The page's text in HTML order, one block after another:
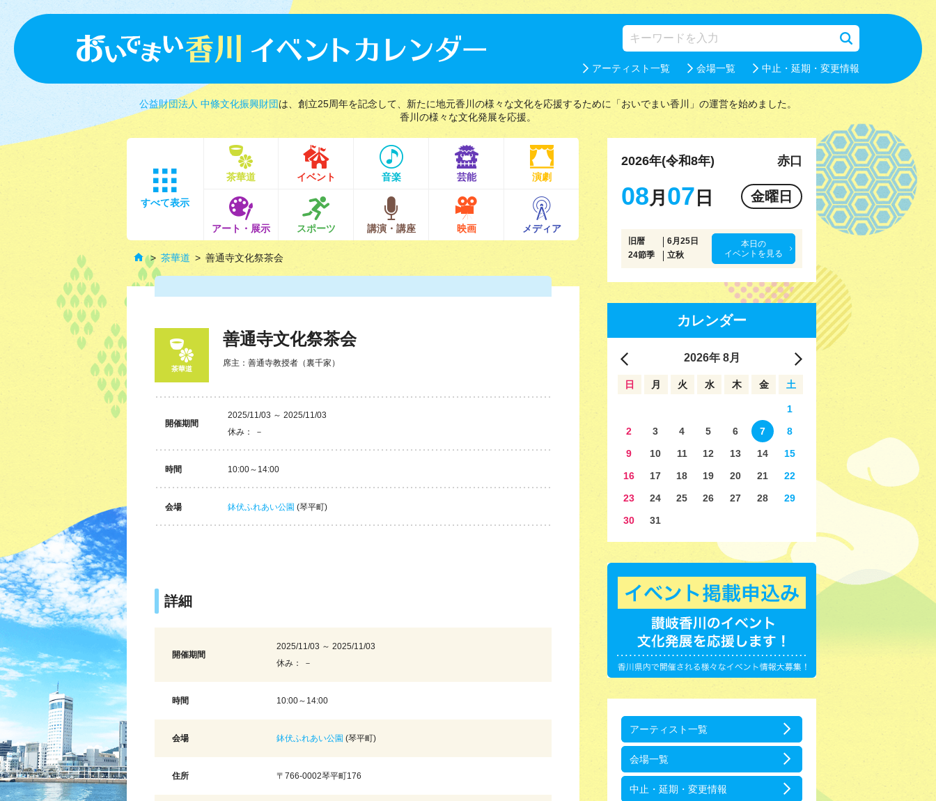
アーティスト一覧 会場一覧 中止・延期・変更情報
公益財団法人 中條文化振興財団は、創立25周年を記念して、新たに地元香川の様々な文化を応援するために「おいでまい香川」の運営を始めました。
香川の様々な文化発展を応援。
すべて表示
茶華道 イベント 音楽 芸能 演劇
アート・展示 スポーツ 講演・講座 映画 メディア
茶華道 善通寺文化祭茶会
茶華道
善通寺文化祭茶会
席主：善通寺教授者（裏千家）
開催期間
2025/11/03 ～ 2025/11/03
休み： －
時間 10:00～14:00
会場 鉢伏ふれあい公園 (琴平町)
詳細
開催期間
2025/11/03 ～ 2025/11/03
休み： －
時間 10:00～14:00
会場 鉢伏ふれあい公園 (琴平町)
住所 〒766-0002琴平町176
2026年(令和8年) 赤口
08月 07 日 金曜日
旧暦
6月25日
24節季
立秋
本日の
イベントを見る
カレンダー
2026年 8月
日 月 火 水 木 金 土
1
2
3 4 5 6 7
8
9
10 11 12 13 14
15
16
17 18 19 20 21
22
23
24 25 26 27 28
29
30
31
アーティスト一覧
会場一覧
中止・延期・変更情報